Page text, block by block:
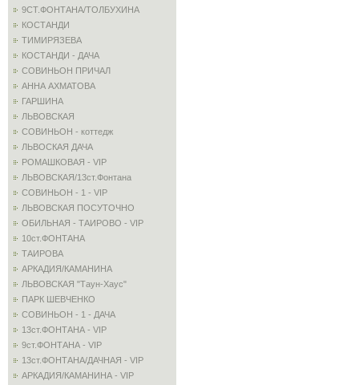
9СТ.ФОНТАНА/ТОЛБУХИНА
КОСТАНДИ
ТИМИРЯЗЕВА
КОСТАНДИ - ДАЧА
СОВИНЬОН ПРИЧАЛ
АННА АХМАТОВА
ГАРШИНА
ЛЬВОВСКАЯ
СОВИНЬОН - коттедж
ЛЬВОСКАЯ ДАЧА
РОМАШКОВАЯ - VIP
ЛЬВОВСКАЯ/13ст.Фонтана
СОВИНЬОН - 1 - VIP
ЛЬВОВСКАЯ ПОСУТОЧНО
ОБИЛЬНАЯ - ТАИРОВО - VIP
10ст.ФОНТАНА
ТАИРОВА
АРКАДИЯ/КАМАНИНА
ЛЬВОВСКАЯ "Таун-Хаус"
ПАРК ШЕВЧЕНКО
СОВИНЬОН - 1 - ДАЧА
13ст.ФОНТАНА - VIP
9ст.ФОНТАНА - VIP
13ст.ФОНТАНА/ДАЧНАЯ - VIP
АРКАДИЯ/КАМАНИНА - VIP